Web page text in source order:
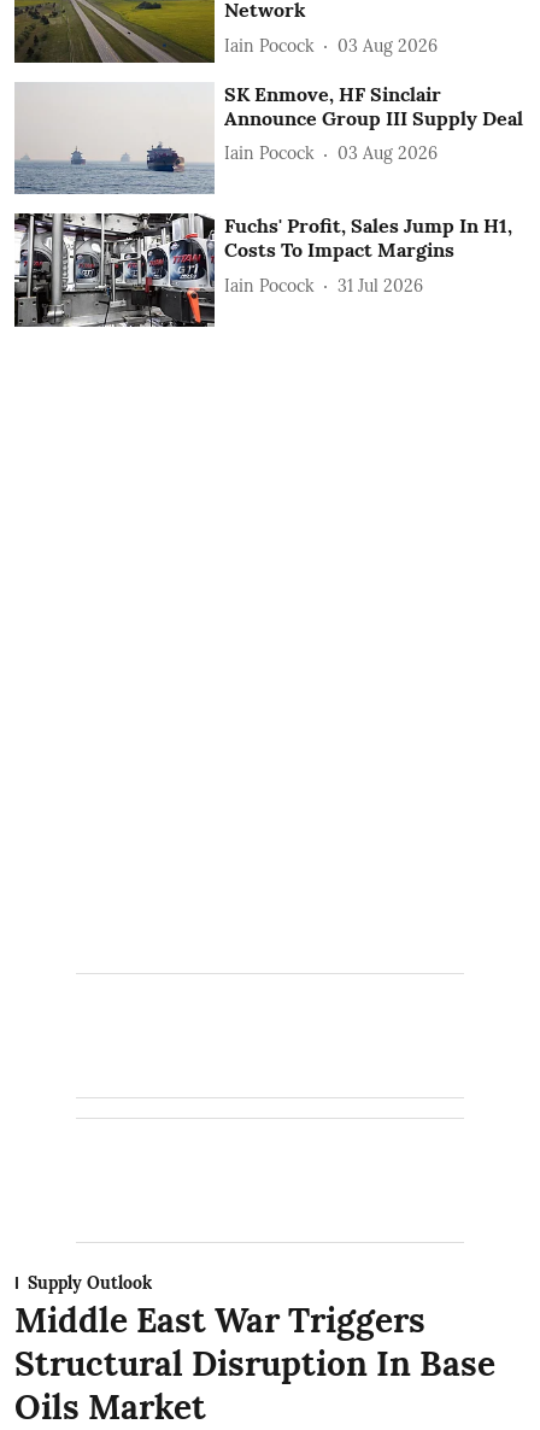
Network
Iain Pocock 03 Aug 2026
SK Enmove, HF Sinclair
Announce Group III Supply Deal
Iain Pocock 03 Aug 2026
Fuchs' Profit, Sales Jump In H1,
Costs To Impact Margins
Iain Pocock 31 Jul 2026
Supply Outlook
Middle East War Triggers
Structural Disruption In Base
Oils Market